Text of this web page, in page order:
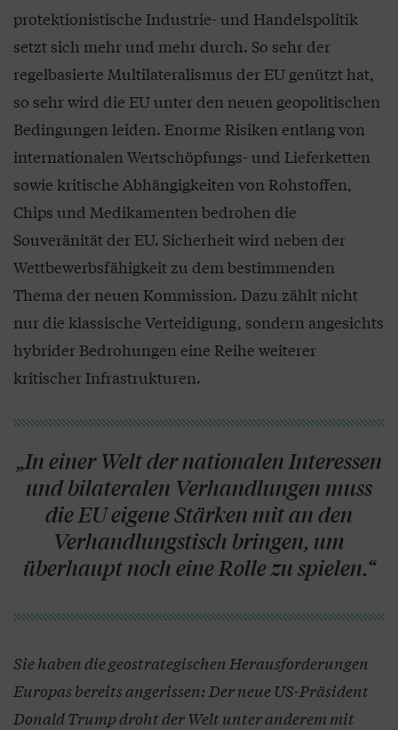
protektionistische Industrie- und Handelspolitik
setzt sich mehr und mehr durch. So sehr der
regelbasierte Multilateralismus der EU genützt hat,
so sehr wird die EU unter den neuen geopolitischen
Bedingungen leiden. Enorme Risiken entlang von
internationalen Wertschöpfungs- und Lieferketten
sowie kritische Abhängigkeiten von Rohstoffen,
Chips und Medikamenten bedrohen die
Souveränität der EU. Sicherheit wird neben der
Wettbewerbsfähigkeit zu dem bestimmenden
Thema der neuen Kommission. Dazu zählt nicht
nur die klassische Verteidigung, sondern angesichts
hybrider Bedrohungen eine Reihe weiterer
kritischer Infrastrukturen.
„In einer Welt der nationalen Interessen
und bilateralen Verhandlungen muss
die EU eigene Stärken mit an den
Verhandlungstisch bringen, um
überhaupt noch eine Rolle zu spielen.“
Sie haben die geostrategischen Herausforderungen
Europas bereits angerissen: Der neue US-Präsident
Donald Trump droht der Welt unter anderem mit